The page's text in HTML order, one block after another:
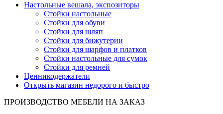
Настольные вешала, экспозиторы
Стойки настольные
Стойки для обуви
Стойки для шляп
Стойки для бижутерии
Стойки для шарфов и платков
Стойки настольные для сумок
Стойки для ремней
Ценникодержатели
Открыть магазин недорого и быстро
ПРОИЗВОДСТВО МЕБЕЛИ НА ЗАКАЗ